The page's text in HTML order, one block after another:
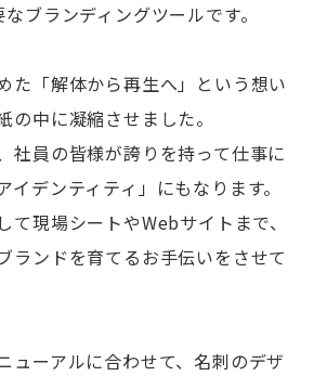
ブランディングツールです。
た「解体から再生へ」という想い
の中に凝縮させました。
社員の皆様が誇りを持って仕事に
デンティティ」にもなります。
て現場シートやWebサイトまで、
ランドを育てるお手伝いをさせて
ューアルに合わせて、名刺のデザ